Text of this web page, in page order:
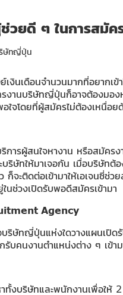
ดี ๆ ในการสมัค
ษัทญี่ปุ่น
งินเดือนจำนวนมากที่อยากเ
งานบริษัทญี่ปุ่นก็อาจต้องมอ
จโดยที่ผู้สมัครไม่ต้องเหนื่อย
รผู้สนใจหางาน หรือสมัคร
ริษัทให้มาเจอกัน เมื่อบริษั
จะติดต่อเข้ามาให้เอเจนซี่ช่
ช่วงเปิดรับพอดีสมัครเข้ามา
Agency
ริษัทญี่ปุ่นแห่งใดวางแผนเปิ
คนงานตำแหน่งต่าง ๆ เข้า
ทั้งบริษัทและพนักงานเพื่อใ